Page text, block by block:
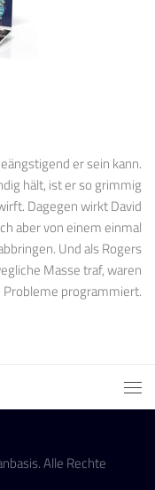
er sein kann.
hält, ist er so grimmig
Dagegen wirkt David
aber von einem einmal
Und als Rogers
Masse traf, waren
Probleme programmiert.
Alle Rechte